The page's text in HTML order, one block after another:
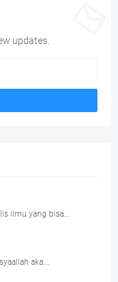
updates.
ilmu yang bisa...
aka...